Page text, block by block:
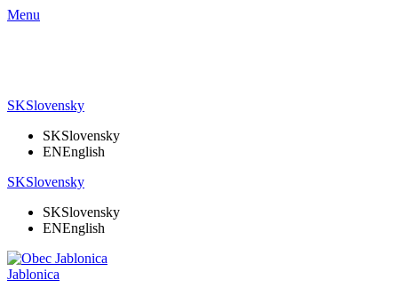
Menu
SKSlovensky
SKSlovensky
ENEnglish
SKSlovensky
SKSlovensky
ENEnglish
Jablonica